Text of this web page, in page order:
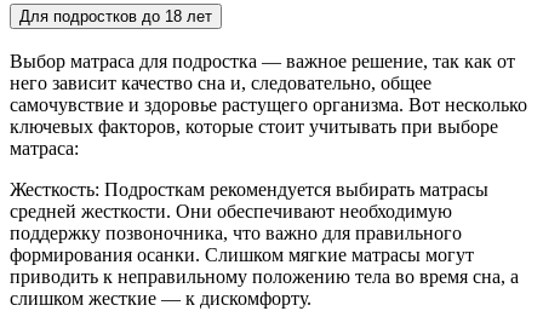
Для подростков до 18 лет
Выбор матраса для подростка — важное решение, так как от
него зависит качество сна и, следовательно, общее
самочувствие и здоровье растущего организма. Вот несколько
ключевых факторов, которые стоит учитывать при выборе
матраса:
Жесткость: Подросткам рекомендуется выбирать матрасы
средней жесткости. Они обеспечивают необходимую
поддержку позвоночника, что важно для правильного
формирования осанки. Слишком мягкие матрасы могут
приводить к неправильному положению тела во время сна, а
слишком жесткие — к дискомфорту.